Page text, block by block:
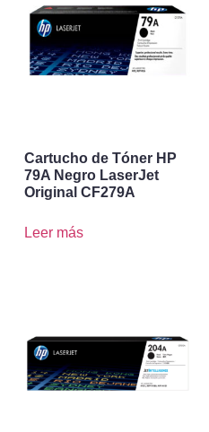
Cartucho de Tóner HP
79A Negro LaserJet
Original CF279A
Leer más